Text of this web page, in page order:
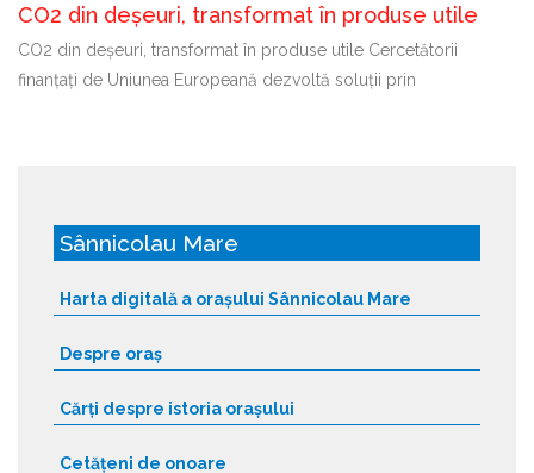
CO2 din deșeuri, transformat în produse utile
CO2 din deșeuri, transformat în produse utile Cercetătorii
finanțați de Uniunea Europeană dezvoltă soluții prin
Sânnicolau Mare
Harta digitală a orașului Sânnicolau Mare
Despre oraș
Cărți despre istoria orașului
Cetățeni de onoare